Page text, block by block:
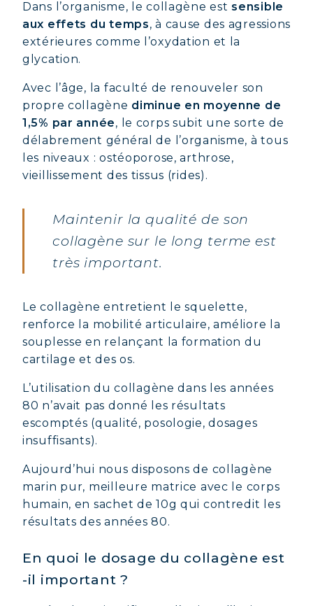
COLLAGÈNE MARIN : PEAU,
ARTICULATIONS & VITALITÉ
Dans l’organisme, le collagène est sensible
aux effets du temps, à cause des agressions
extérieures comme l’oxydation et la
glycation.
Avec l’âge, la faculté de renouveler son
propre collagène diminue en moyenne de
1,5% par année, le corps subit une sorte de
délabrement général de l’organisme, à tous
les niveaux : ostéoporose, arthrose,
vieillissement des tissus (rides).
Maintenir la qualité de son
collagène sur le long terme est
très important.
Le collagène entretient le squelette,
renforce la mobilité articulaire, améliore la
souplesse en relançant la formation du
cartilage et des os.
L’utilisation du collagène dans les années
80 n’avait pas donné les résultats
escomptés (qualité, posologie, dosages
insuffisants).
Aujourd’hui nous disposons de collagène
marin pur, meilleure matrice avec le corps
humain, en sachet de 10g qui contredit les
résultats des années 80.
En quoi le dosage du collagène est
-il important ?